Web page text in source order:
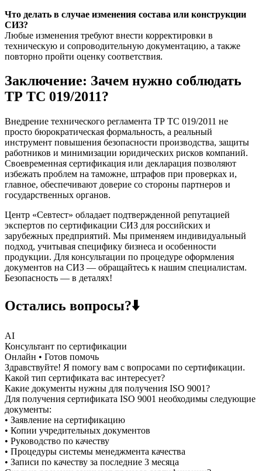
Что делать в случае изменения состава или конструкции
СИЗ?
Любые изменения требуют внести корректировки в
техническую и сопроводительную документацию, а также
повторно пройти оценку соответствия.
Заключение: Зачем нужно соблюдать
ТР ТС 019/2011?
Внедрение технического регламента ТР ТС 019/2011 не
просто бюрократическая формальность, а реальный
инструмент повышения безопасности производства, защиты
работников и минимизации юридических рисков компаний.
Своевременная сертификация или декларация позволяют
избежать проблем на таможне, штрафов при проверках и,
главное, обеспечивают доверие со стороны партнеров и
государственных органов.
Центр «Севтест» обладает подтвержденной репутацией
экспертов по сертификации СИЗ для российских и
зарубежных предприятий. Мы применяем индивидуальный
подход, учитывая специфику бизнеса и особенности
продукции. Для консультации по процедуре оформления
документов на СИЗ — обращайтесь к нашим специалистам.
Безопасность — в деталях!
Остались вопросы?⬇️
AI
Консультант по сертификации
Онлайн • Готов помочь
Здравствуйте! Я помогу вам с вопросами по сертификации.
Какой тип сертификата вас интересует?
Какие документы нужны для получения ISO 9001?
Для получения сертификата ISO 9001 необходимы следующие
документы:
• Заявление на сертификацию
• Копии учредительных документов
• Руководство по качеству
• Процедуры системы менеджмента качества
• Записи по качеству за последние 3 месяца